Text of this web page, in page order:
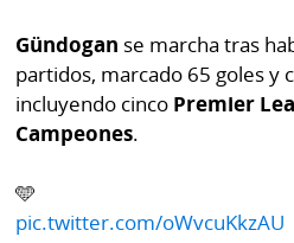
La
Repregunta
Censura
Gündogan se marcha tras
partidos, marcado 65 goles y
incluyendo cinco Premier
Campeones.
🩵
pic.twitter.com/oWvcuKkzAU